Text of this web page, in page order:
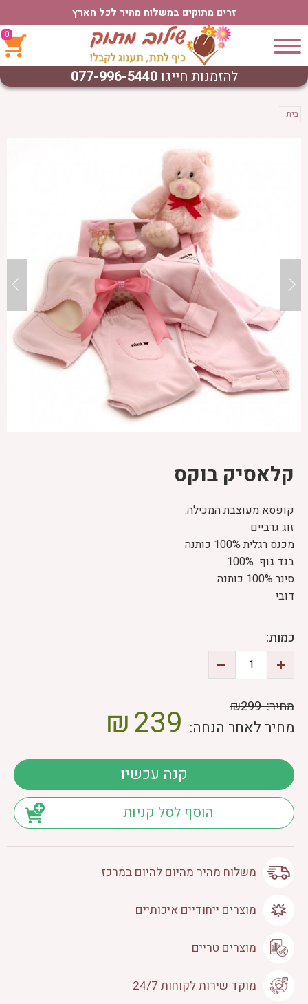
זרים מתוקים במשלוח מהיר לכל הארץ
0
להזמנות חייגו077-996-5440
בית
קלאסיק בוקס
קופסא מעוצבת המכילה:
זוג גרביים
מכנס רגלית 100% כותנה
בגד גוף 100%
סינר 100% כותנה
דובי
כמות:
מחיר:₪299
מחיר לאחר הנחה: 239
₪
קנה עכשיו
הוסף לסל קניות
משלוח מהיר מהיום להיום במרכז
מוצרים ייחודיים איכותיים
מוצרים טריים
מוקד שירות לקוחות 24/7